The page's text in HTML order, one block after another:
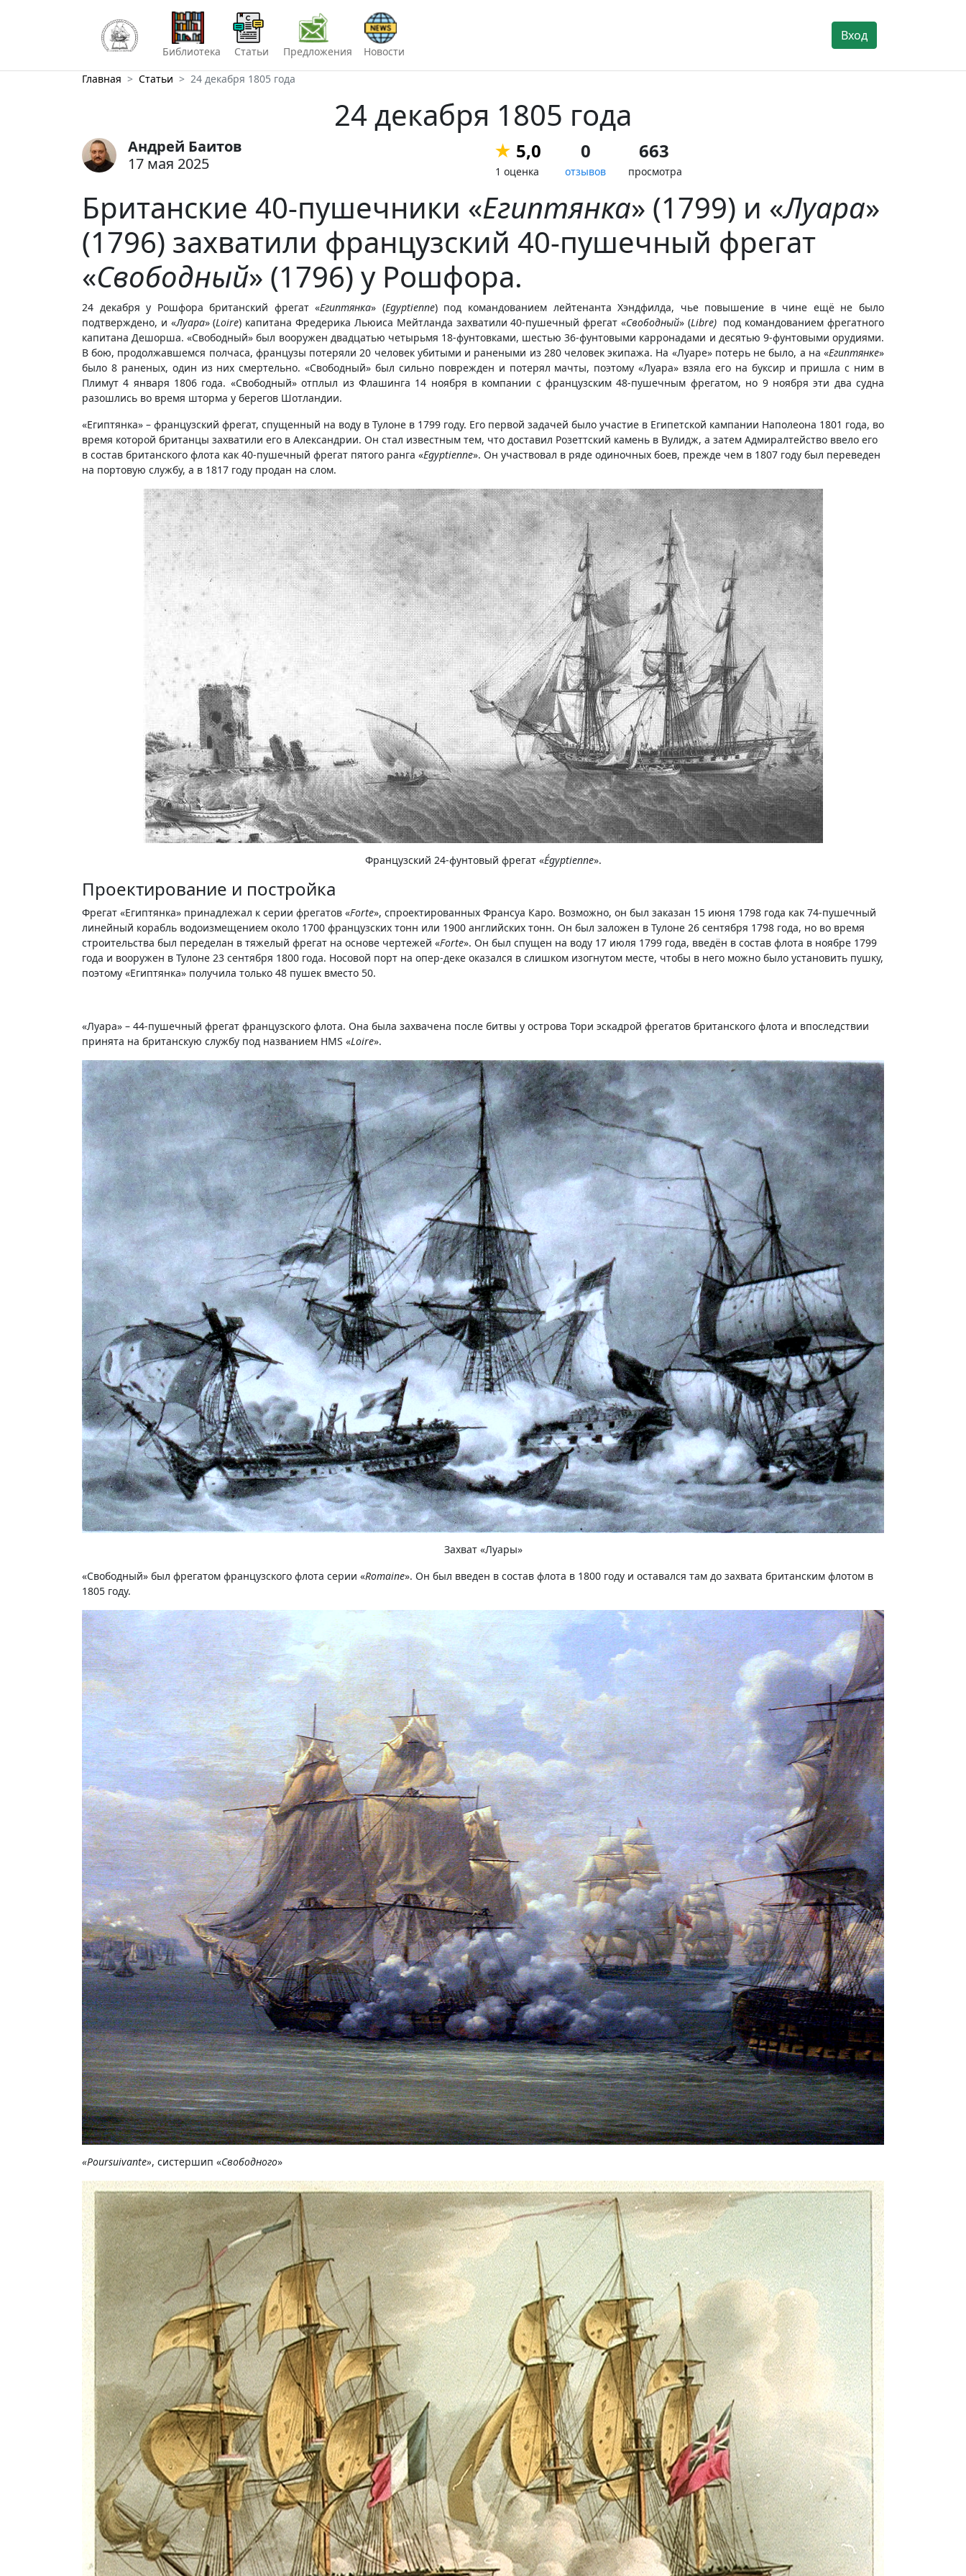
Библиотека Статьи Предложения Новости
Вход
Главная Статьи 24 декабря 1805 года
24 декабря 1805 года
Андрей Баитов
17 мая 2025
★ 5,0
1 оценка
0
отзывов
663
просмотра
Британские 40-пушечники «Египтянка» (1799) и «Луара»
(1796) захватили французский 40-пушечный фрегат
«Свободный» (1796) у Рошфора.
24 декабря у Рошфора британский фрегат «Египтянка» (Egyptienne) под командованием лейтенанта Хэндфилда, чье повышение в чине ещё не было
подтверждено, и «Луара» (Loire) капитана Фредерика Льюиса Мейтланда захватили 40-пушечный фрегат «Свободный» (Libre) под командованием фрегатного
капитана Дешорша. «Свободный» был вооружен двадцатью четырьмя 18-фунтовками, шестью 36-фунтовыми карронадами и десятью 9-фунтовыми орудиями.
В бою, продолжавшемся полчаса, французы потеряли 20 человек убитыми и ранеными из 280 человек экипажа. На «Луаре» потерь не было, а на «Египтянке»
было 8 раненых, один из них смертельно. «Свободный» был сильно поврежден и потерял мачты, поэтому «Луара» взяла его на буксир и пришла с ним в
Плимут 4 января 1806 года. «Свободный» отплыл из Флашинга 14 ноября в компании с французским 48-пушечным фрегатом, но 9 ноября эти два судна
разошлись во время шторма у берегов Шотландии.
«Египтянка» – французский фрегат, спущенный на воду в Тулоне в 1799 году. Его первой задачей было участие в Египетской кампании Наполеона 1801 года, во
время которой британцы захватили его в Александрии. Он стал известным тем, что доставил Розеттский камень в Вулидж, а затем Адмиралтейство ввело его
в состав британского флота как 40-пушечный фрегат пятого ранга «Egyptienne». Он участвовал в ряде одиночных боев, прежде чем в 1807 году был переведен
на портовую службу, а в 1817 году продан на слом.
Французский 24-фунтовый фрегат «Égyptienne».
Проектирование и постройка
Фрегат «Египтянка» принадлежал к серии фрегатов «Forte», спроектированных Франсуа Каро. Возможно, он был заказан 15 июня 1798 года как 74-пушечный
линейный корабль водоизмещением около 1700 французских тонн или 1900 английских тонн. Он был заложен в Тулоне 26 сентября 1798 года, но во время
строительства был переделан в тяжелый фрегат на основе чертежей «Forte». Он был спущен на воду 17 июля 1799 года, введён в состав флота в ноябре 1799
года и вооружен в Тулоне 23 сентября 1800 года. Носовой порт на опер-деке оказался в слишком изогнутом месте, чтобы в него можно было установить пушку,
поэтому «Египтянка» получила только 48 пушек вместо 50.
«Луара» – 44-пушечный фрегат французского флота. Она была захвачена после битвы у острова Тори эскадрой фрегатов британского флота и впоследствии
принята на британскую службу под названием HMS «Loire».
Захват «Луары»
«Свободный» был фрегатом французского флота серии «Romaine». Он был введен в состав флота в 1800 году и оставался там до захвата британским флотом в
1805 году.
«Poursuivante», систершип «Свободного»